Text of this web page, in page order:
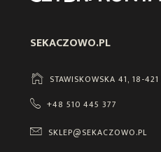
SEKACZOWO.PL
STAWISKOWSKA 41, 18-
+48 510 445 377
SKLEP@SEKACZOWO.PL